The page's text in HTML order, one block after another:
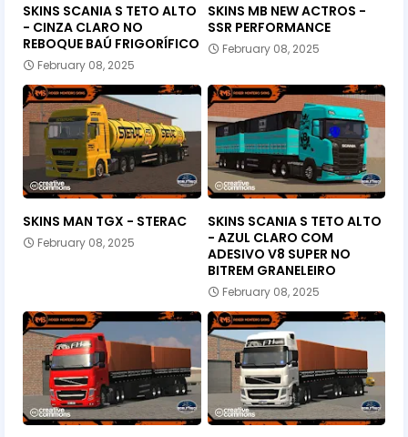
SKINS SCANIA S TETO ALTO
- CINZA CLARO NO
REBOQUE BAÚ FRIGORÍFICO
February 08, 2025
SKINS MB NEW ACTROS -
SSR PERFORMANCE
February 08, 2025
SKINS MAN TGX - STERAC
February 08, 2025
SKINS SCANIA S TETO ALTO
- AZUL CLARO COM
ADESIVO V8 SUPER NO
BITREM GRANELEIRO
February 08, 2025